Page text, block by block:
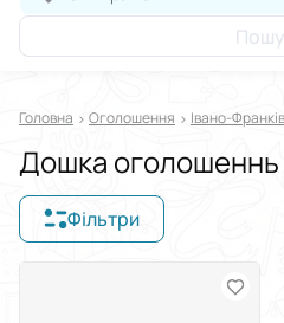
Головна Оголошення Івано-
Дошка оголошеннь
Фільтри